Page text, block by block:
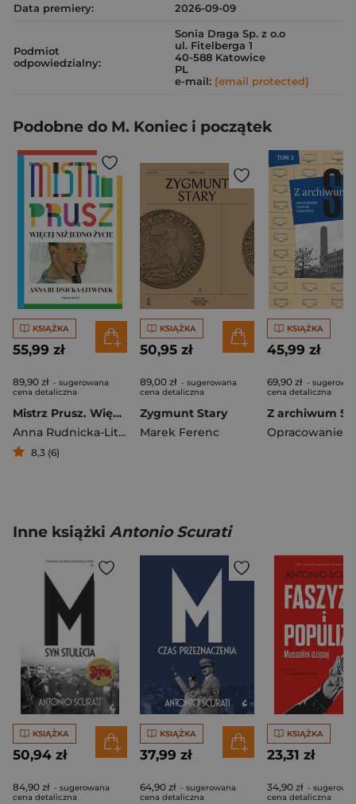
Data premiery: 2026-09-09
Podmiot
odpowiedzialny:
Sonia Draga Sp. z o.o
ul. Fitelberga 1
40-588 Katowice
PL
e-mail: [email protected]
Podobne do M. Koniec i początek
KSIĄŻKA
55,99 zł
89,90 zł - sugerowana
cena detaliczna
Mistrz Prusz. Więcej niż jedno życie
Anna Rudnicka-Litwinek
8,3 (6)
KSIĄŻKA
50,95 zł
89,00 zł - sugerowana
cena detaliczna
Zygmunt Stary
Marek Ferenc
KSIĄŻKA
45,99 zł
69,90 zł -
cena detaliczna
Inne książki Antonio Scurati
KSIĄŻKA
50,94 zł
84,90 zł - sugerowana
cena detaliczna
KSIĄŻKA
37,99 zł
64,90 zł - sugerowana
cena detaliczna
KSIĄŻKA
23,31 zł
34,90 zł -
cena detaliczna